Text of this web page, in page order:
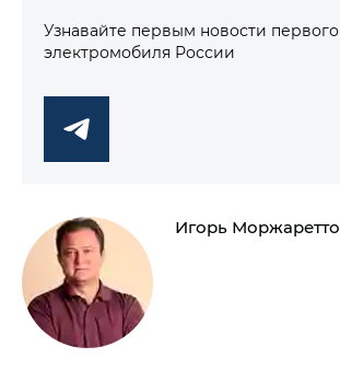
Узнавайте первым новости первого
электромобиля России
Игорь Моржаретто